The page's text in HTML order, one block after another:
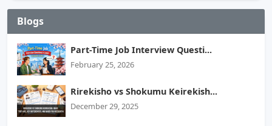
Blogs
Part-Time Job Interview Questi...
February 25, 2026
Rirekisho vs Shokumu Keirekish...
December 29, 2025